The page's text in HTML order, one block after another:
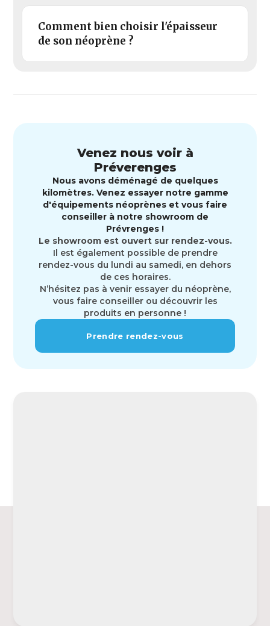
Comment bien choisir l'épaisseur
de son néoprène ?
Venez nous voir à
Préverenges
Nous avons déménagé de quelques
kilomètres. Venez essayer notre gamme
d'équipements néoprènes et vous faire
conseiller à notre showroom de
Prévrenges !
Le showroom est ouvert sur rendez-vous.
Il est également possible de prendre
rendez-vous du lundi au samedi, en dehors
de ces horaires.
N’hésitez pas à venir essayer du néoprène,
vous faire conseiller ou découvrir les
produits en personne !
Prendre rendez-vous